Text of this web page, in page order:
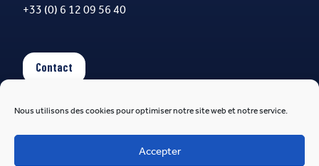
Nous utilisons des cookies pour optimiser notre site web et notre service.
Accepter
+33 (0) 6 12 09 56 40
Contact